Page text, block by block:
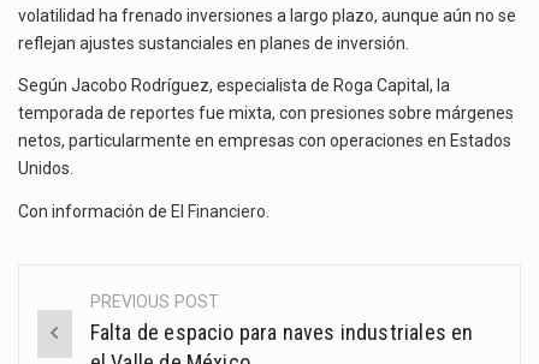
volatilidad ha frenado inversiones a largo plazo, aunque aún no se
reflejan ajustes sustanciales en planes de inversión.
Según Jacobo Rodríguez, especialista de Roga Capital, la
temporada de reportes fue mixta, con presiones sobre márgenes
netos, particularmente en empresas con operaciones en Estados
Unidos.
Con información de El Financiero
Post
PREVIOUS POST
Falta de espacio para naves industriales en